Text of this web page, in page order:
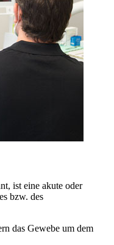
ist eine akute oder
bzw. des
das Gewebe um dem